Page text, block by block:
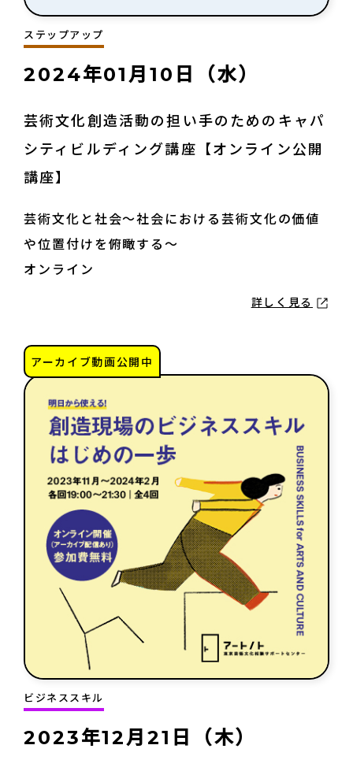
ステップアップ
2024年01月10日（水）
芸術文化創造活動の担い手のためのキャパ
シティビルディング講座【オンライン公開
講座】
芸術文化と社会～社会における芸術文化の価値
や位置付けを俯瞰する～
オンライン
詳しく見る
アーカイブ動画公開中
ビジネススキル
2023年12月21日（木）